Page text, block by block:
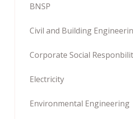
BNSP
Civil and Building
Corporate Social
Electricity
Environmental Engineering